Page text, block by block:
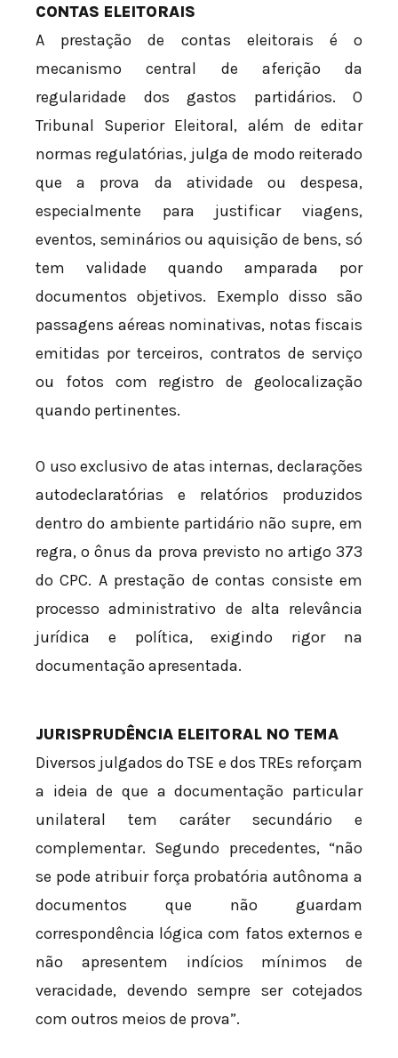
CONTAS ELEITORAIS
A prestação de contas eleitorais é o
mecanismo central de aferição da
regularidade dos gastos partidários. O
Tribunal Superior Eleitoral, além de editar
normas regulatórias, julga de modo reiterado
que a prova da atividade ou despesa,
especialmente para justificar viagens,
eventos, seminários ou aquisição de bens, só
tem validade quando amparada por
documentos objetivos. Exemplo disso são
passagens aéreas nominativas, notas fiscais
emitidas por terceiros, contratos de serviço
ou fotos com registro de geolocalização
quando pertinentes.
O uso exclusivo de atas internas, declarações
autodeclaratórias e relatórios produzidos
dentro do ambiente partidário não supre, em
regra, o ônus da prova previsto no artigo 373
do CPC. A prestação de contas consiste em
processo administrativo de alta relevância
jurídica e política, exigindo rigor na
documentação apresentada.
JURISPRUDÊNCIA ELEITORAL NO TEMA
Diversos julgados do TSE e dos TREs reforçam
a ideia de que a documentação particular
unilateral tem caráter secundário e
complementar. Segundo precedentes, “não
se pode atribuir força probatória autônoma a
documentos que não guardam
correspondência lógica com fatos externos e
não apresentem indícios mínimos de
veracidade, devendo sempre ser cotejados
com outros meios de prova”.